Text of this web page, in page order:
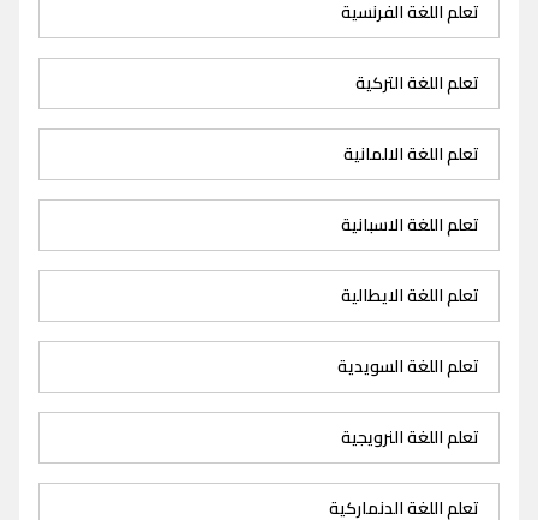
تعلم اللغة الفرنسية
تعلم اللغة التركية
تعلم اللغة الالمانية
تعلم اللغة الاسبانية
تعلم اللغة الايطالية
تعلم اللغة السويدية
تعلم اللغة النرويجية
تعلم اللغة الدنماركية